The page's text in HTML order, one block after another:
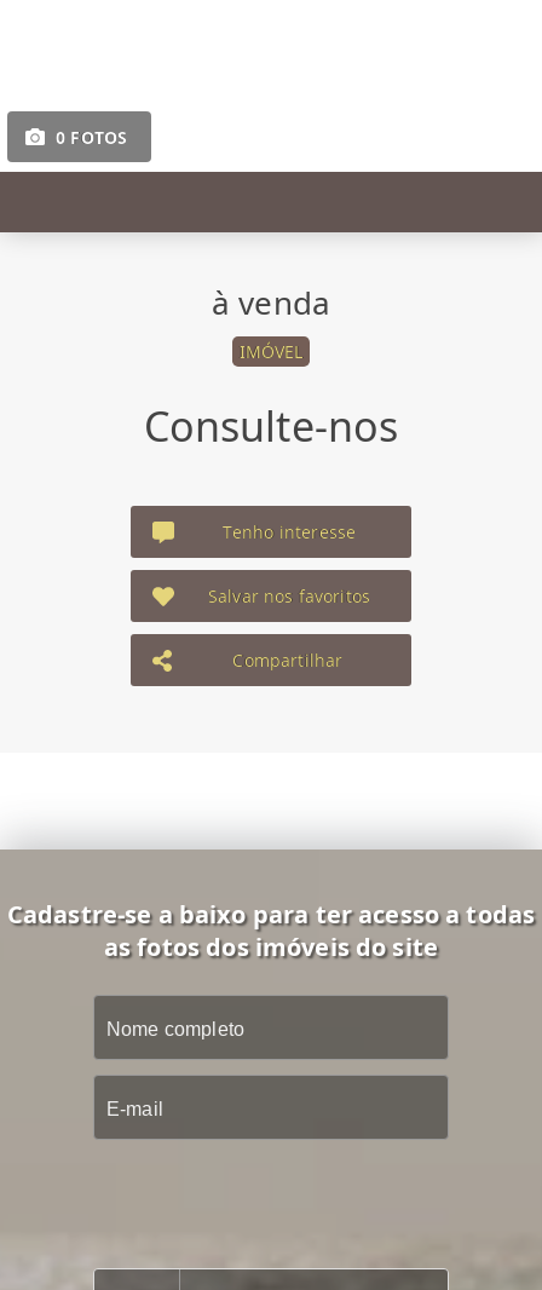
0 FOTOS
à venda
IMÓVEL
Consulte-nos
Tenho interesse
Salvar nos favoritos
Compartilhar
Cadastre-se a baixo para ter acesso a todas
as fotos dos imóveis do site